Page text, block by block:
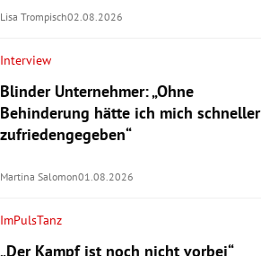
Lisa Trompisch02.08.2026
Interview
Blinder Unternehmer: „Ohne
Behinderung hätte ich mich schneller
zufriedengegeben“
Martina Salomon01.08.2026
ImPulsTanz
„Der Kampf ist noch nicht vorbei“